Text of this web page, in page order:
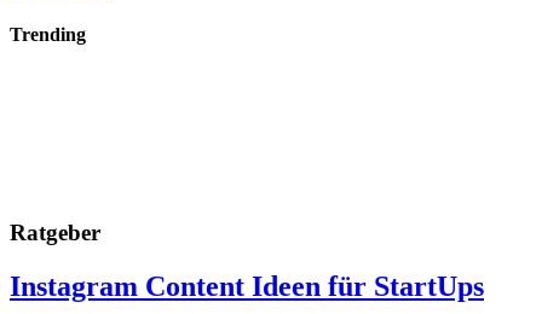
Trending
Ratgeber
Instagram Content Ideen für StartUps